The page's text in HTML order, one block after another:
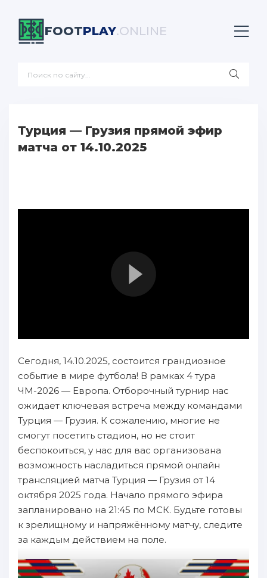
FOOTPLAY.ONLINE
Турция — Грузия прямой эфир
матча от 14.10.2025
Сегодня, 14.10.2025, состоится грандиозное
событие в мире футбола! В рамках 4 тура
ЧМ-2026 — Европа. Отборочный турнир нас
ожидает ключевая встреча между командами
Турция — Грузия. К сожалению, многие не
смогут посетить стадион, но не стоит
беспокоиться, у нас для вас организована
возможность насладиться прямой онлайн
трансляцией матча Турция — Грузия от 14
октября 2025 года. Начало прямого эфира
запланировано на 21:45 по МСК. Будьте готовы
к зрелищному и напряжённому матчу, следите
за каждым действием на поле.